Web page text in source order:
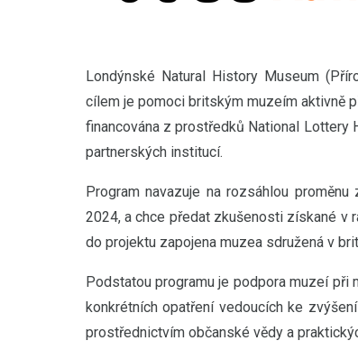
Londýnské Natural History Museum
cílem je pomoci britským muzeím aktivně
financována z prostředků National
partnerských institucí.
Program navazuje na rozsáhlou
2024, a chce předat zkušenosti získané v
do projektu zapojena muzea sdružená v
Podstatou programu je podpora muzeí při
konkrétních opatření vedoucích ke
prostřednictvím občanské vědy a